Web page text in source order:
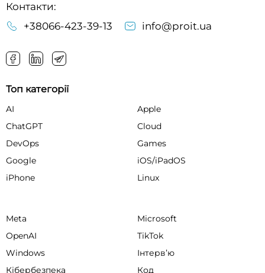
Контакти:
+38066-423-39-13
info@proit.ua
Топ категорії
AI
Apple
ChatGPT
Cloud
DevOps
Games
Google
iOS/iPadOS
iPhone
Linux
Meta
Microsoft
OpenAI
TikTok
Windows
Інтервʼю
Кібербезпека
Код